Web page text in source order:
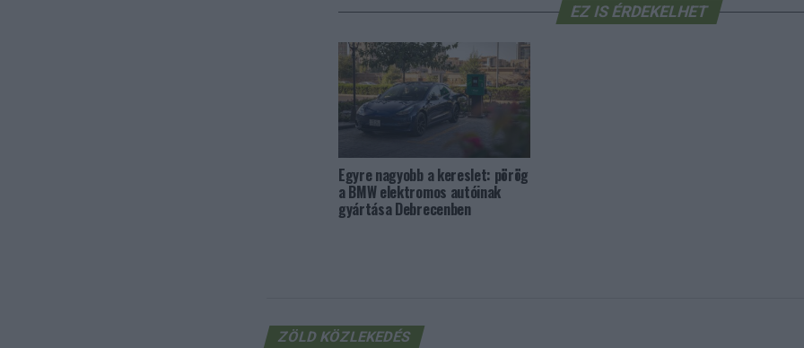
EZ IS ÉRDEKELHET
Egyre nagyobb a kereslet: pörög
a BMW elektromos autóinak
gyártása Debrecenben
ZÖLD KÖZLEKEDÉS